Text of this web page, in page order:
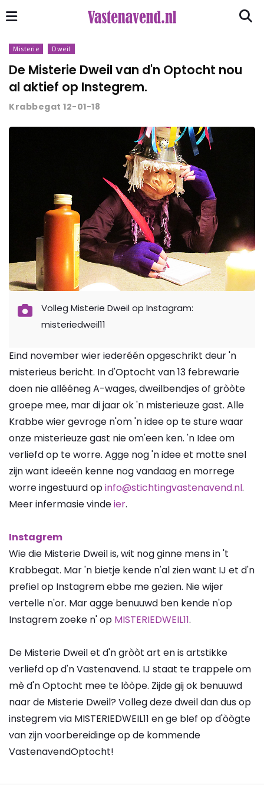
Misterie Dweil
De Misterie Dweil van d'n Optocht nou
al aktief op Instegrem.
Krabbegat 12-01-18
Volleg Misterie Dweil op Instagram:
misteriedweil11
Eind november wier iederéén opgeschrikt deur 'n
misterieus bericht. In d'Optocht van 13 febrewarie
doen nie allééneg A-wages, dweilbendjes of gròòte
groepe mee, mar di jaar ok 'n misterieuze gast. Alle
Krabbe wier gevroge n'om 'n idee op te sture waar
onze misterieuze gast nie om'een ken. 'n Idee om
verliefd op te worre. Agge nog 'n idee et motte snel
zijn want ideeën kenne nog vandaag en morrege
worre ingestuurd opinfo@stichtingvastenavend.nl.
Meer infermasie vindeier.
Instagrem
Wie die Misterie Dweil is, wit nog ginne mens in 't
Krabbegat. Mar 'n bietje kende n'al zien want IJ et d'n
prefiel op Instagrem ebbe me gezien. Nie wijer
vertelle n'or. Mar agge benuuwd ben kende n'op
Instagrem zoeke n' op MISTERIEDWEIL11.
De Misterie Dweil et d'n gròòt art en is artstikke
verliefd op d'n Vastenavend. IJ staat te trappele om
mè d'n Optocht mee te lòòpe. Zijde gij ok benuuwd
naar de Misterie Dweil? Volleg deze dweil dan dus op
instegrem via MISTERIEDWEIL11 en ge blef op d'òògte
van zijn voorbereidinge op de kommende
VastenavendOptocht!